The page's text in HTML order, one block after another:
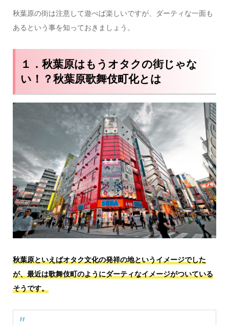
秋葉原の街は注意して遊べば楽しいですが、ダーティな一面も
あるという事を知っておきましょう。
１．秋葉原はもうオタクの街じゃな
い！？秋葉原歌舞伎町化とは
秋葉原といえばオタク文化の発祥の地というイメージでした
が、最近は歌舞伎町のようにダーティなイメージがついている
そうです。